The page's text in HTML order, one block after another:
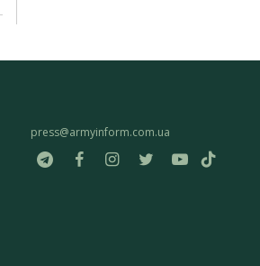
press@armyinform.com.ua